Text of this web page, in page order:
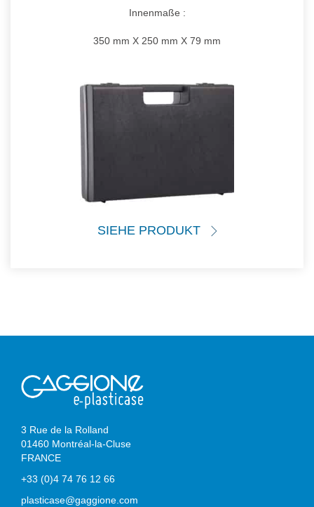
Innenmaße :
350 mm X 250 mm X 79 mm
SIEHE PRODUKT
3 Rue de la Rolland
01460 Montréal-la-Cluse
FRANCE
+33 (0)4 74 76 12 66
plasticase@gaggione.com